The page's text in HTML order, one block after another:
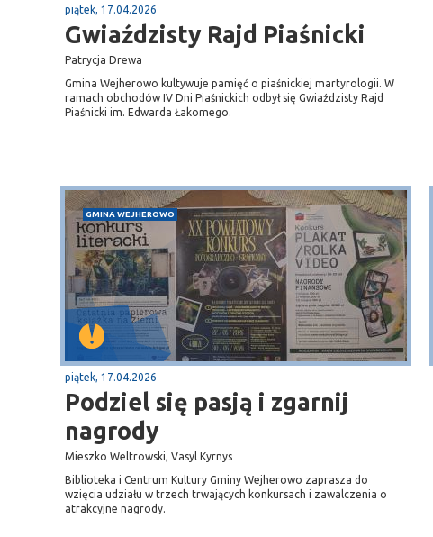
piątek, 17.04.2026
Gwiaździsty Rajd Piaśnicki
Patrycja Drewa
Gmina Wejherowo kultywuje pamięć o piaśnickiej martyrologii. W
ramach obchodów IV Dni Piaśnickich odbył się Gwiaździsty Rajd
Piaśnicki im. Edwarda Łakomego.
GMINA WEJHEROWO
piątek, 17.04.2026
Podziel się pasją i zgarnij
nagrody
Mieszko Weltrowski, Vasyl Kyrnys
Biblioteka i Centrum Kultury Gminy Wejherowo zaprasza do
wzięcia udziału w trzech trwających konkursach i zawalczenia o
atrakcyjne nagrody.